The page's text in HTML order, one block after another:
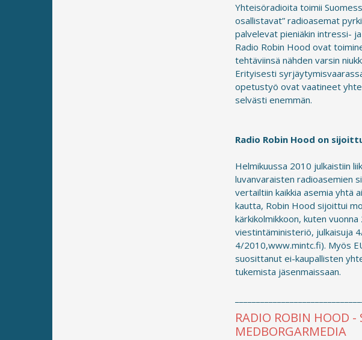
Yhteisöradioita toimii
osallistavat” radioasemat
palvelevat pieniäkin intressi-
Radio Robin Hood ovat
tehtäviinsä nähden varsin
Erityisesti
opetustyö ovat vaatineet
selvästi enemmän.
Radio Robin Hood on
Helmikuussa 2010 julkaistiin
luvanvaraisten radioasemien
vertailtiin kaikkia asemia yhtä
kautta, Robin Hood sijoittui
kärkikolmikkoon, kuten
viestintäministeriö, julkaisuja
4/2010,www.mintc.fi). Myös
suosittanut ei-kaupallisten
tukemista jäsenmaissaan.
RADIO ROBIN HOOD -
MEDBORGARMEDIA